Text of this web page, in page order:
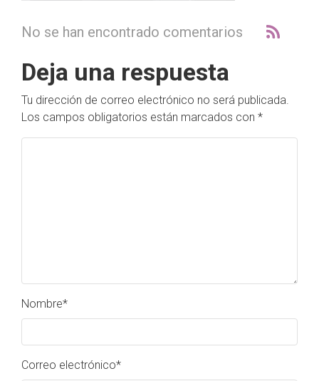
No se han encontrado comentarios
Deja una respuesta
Tu dirección de correo electrónico no será publicada.
Los campos obligatorios están marcados con *
Nombre*
Correo electrónico*